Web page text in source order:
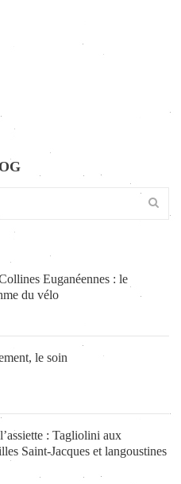
Euganéennes : le
du vélo
le soin
: Tagliolini aux
Saint-Jacques et langoustines